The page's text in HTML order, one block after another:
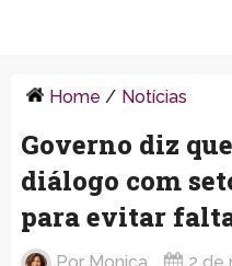
Home / Notícias
Governo diz
diálogo com
para evitar